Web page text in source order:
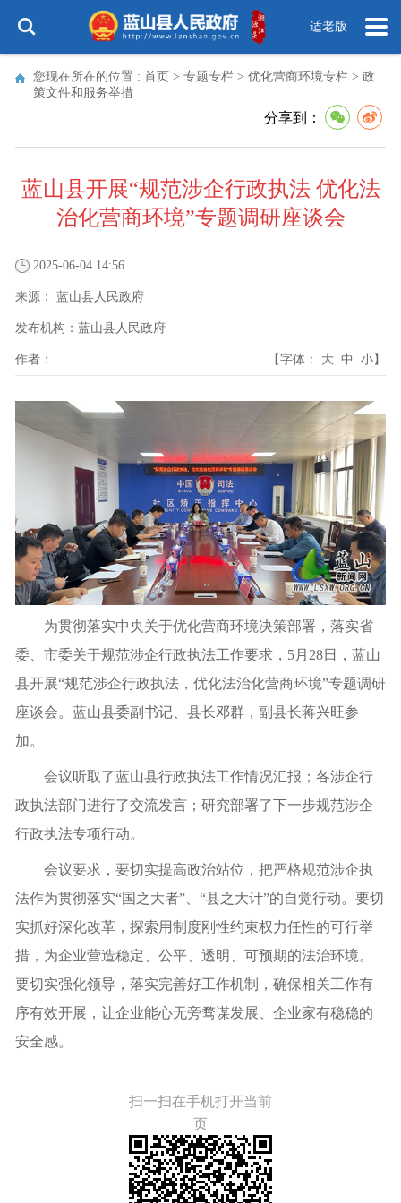
适老版
您现在所在的位置 : 首页 > 专题专栏 > 优化营商环境专栏 > 政
策文件和服务举措
分享到：
蓝山县开展“规范涉企行政执法 优化法
治化营商环境”专题调研座谈会
2025-06-04 14:56
来源： 蓝山县人民政府
发布机构： 蓝山县人民政府
作者： 【字体： 大 中 小】
为贯彻落实中央关于优化营商环境决策部署，落实省
委、市委关于规范涉企行政执法工作要求，5月28日，蓝山
县开展“规范涉企行政执法，优化法治化营商环境”专题调研
座谈会。蓝山县委副书记、县长邓群，副县长蒋兴旺参
加。
会议听取了蓝山县行政执法工作情况汇报；各涉企行
政执法部门进行了交流发言；研究部署了下一步规范涉企
行政执法专项行动。
会议要求，要切实提高政治站位，把严格规范涉企执
法作为贯彻落实“国之大者”、“县之大计”的自觉行动。要切
实抓好深化改革，探索用制度刚性约束权力任性的可行举
措，为企业营造稳定、公平、透明、可预期的法治环境。
要切实强化领导，落实完善好工作机制，确保相关工作有
序有效开展，让企业能心无旁骛谋发展、企业家有稳稳的
安全感。
扫一扫在手机打开当前
页